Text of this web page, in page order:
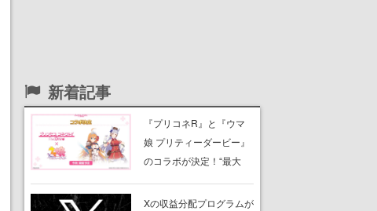
新着記事
『プリコネR』と『ウマ
娘 プリティーダービー』
のコラボが決定！“最大
ンペーンなども発表
Xの収益分配プログラムが